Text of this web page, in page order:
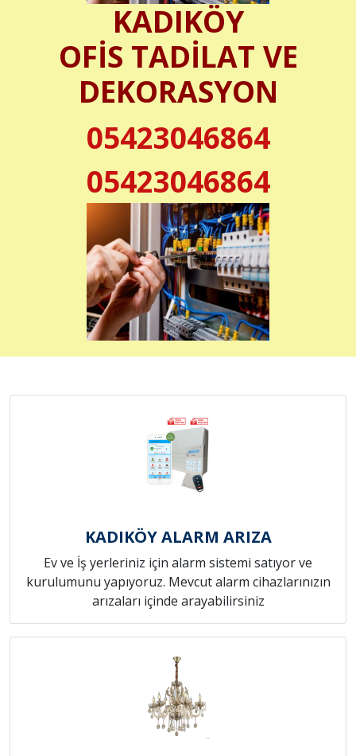
KADIKÖY
OFİS TADİLAT VE
DEKORASYON
05423046864
05423046864
KADIKÖY ALARM ARIZA
Ev ve İş yerleriniz için alarm sistemi satıyor ve
kurulumunu yapıyoruz. Mevcut alarm cihazlarınızın
arızaları içinde arayabilirsiniz